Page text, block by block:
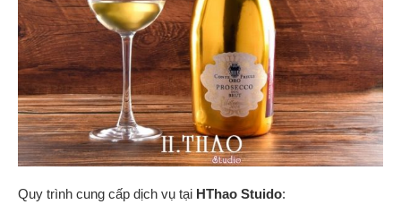
Quy trình cung cấp dịch vụ tại HThao Stuido: